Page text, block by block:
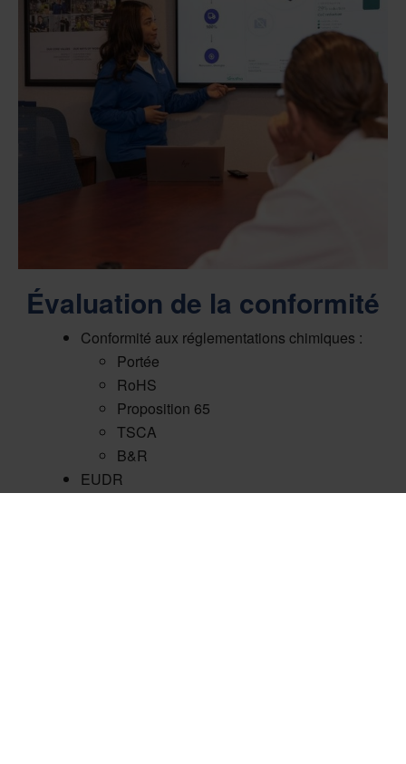
Évaluation de la conformité
Conformité aux réglementations chimiques :
Portée
RoHS
Proposition 65
TSCA
B&R
EUDR